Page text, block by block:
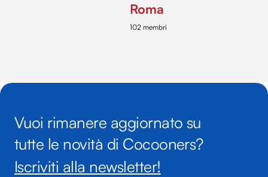
Roma
102 membri
Vuoi rimanere aggiornato su
tutte le novità di Cocooners?
Iscriviti alla newsletter!